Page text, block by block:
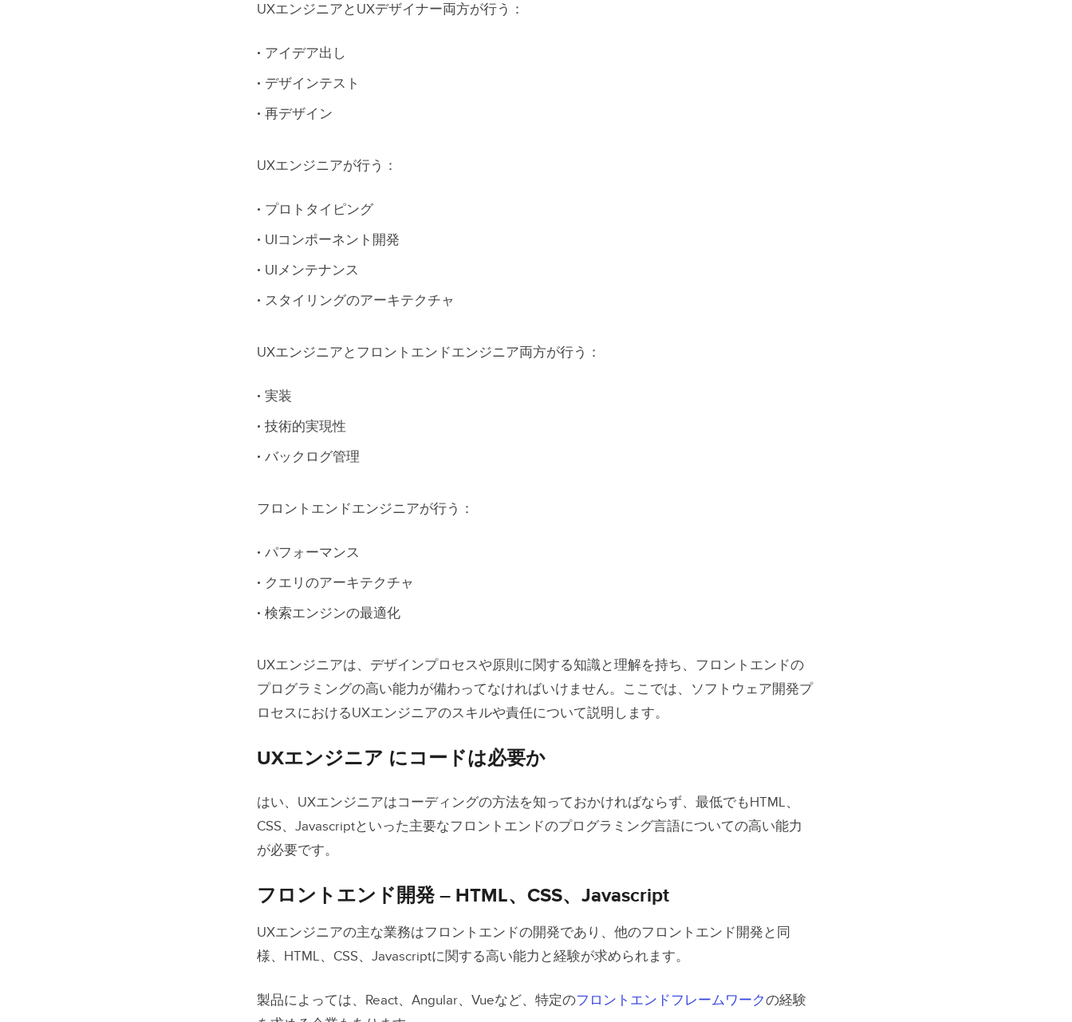
UXエンジニアとUXデザイナー両方が行う：
アイデア出し
デザインテスト
再デザイン
UXエンジニアが行う：
プロトタイピング
UIコンポーネント開発
UIメンテナンス
スタイリングのアーキテクチャ
UXエンジニアとフロントエンドエンジニア両方が行う：
実装
技術的実現性
バックログ管理
フロントエンドエンジニアが行う：
パフォーマンス
クエリのアーキテクチャ
検索エンジンの最適化
UXエンジニアは、デザインプロセスや原則に関する知識と理解を持ち、フロントエンドの
プログラミングの高い能力が備わってなければいけません。ここでは、ソフトウェア開発プ
ロセスにおけるUXエンジニアのスキルや責任について説明します。
UXエンジニア にコードは必要か
はい、UXエンジニアはコーディングの方法を知っておかければならず、最低でもHTML、
CSS、Javascriptといった主要なフロントエンドのプログラミング言語についての高い能力
が必要です。
フロントエンド開発 – HTML、CSS、Javascript
UXエンジニアの主な業務はフロントエンドの開発であり、他のフロントエンド開発と同
様、HTML、CSS、Javascriptに関する高い能力と経験が求められます。
製品によっては、React、Angular、Vueなど、特定のフロントエンドフレームワークの経験